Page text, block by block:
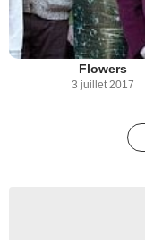
Flowers
3 juillet 2017